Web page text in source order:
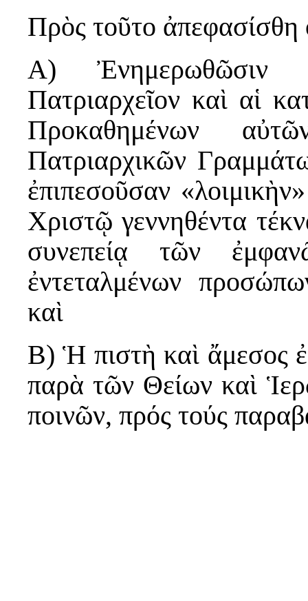
Πρὸς τοῦτο
Α) Ἐνημερωθῶσιν
Πατριαρχεῖον καὶ αἱ
Προκαθημένων
Πατριαρχικῶν
ἐπιπεσοῦσαν
Χριστῷ γεννηθέντα
συνεπείᾳ τῶν
ἐντεταλμένων
καὶ
Β) Ἡ πιστὴ καὶ ἄμεσος
παρὰ τῶν Θείων καὶ
ποινῶν, πρός τούς